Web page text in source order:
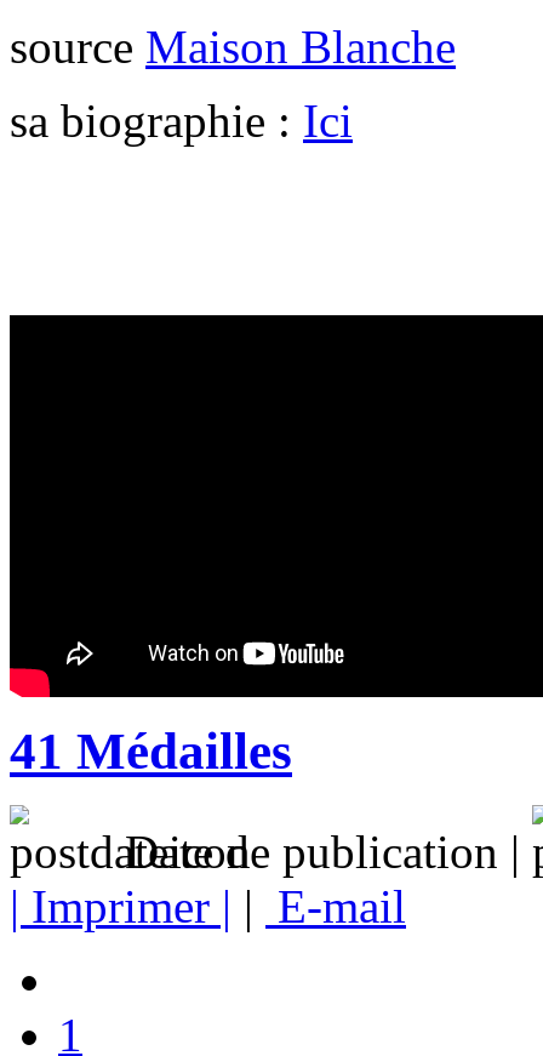
source Maison Blanche
sa biographie : Ici
41 Médailles
Date de publication |
| Imprimer | | E-mail
1